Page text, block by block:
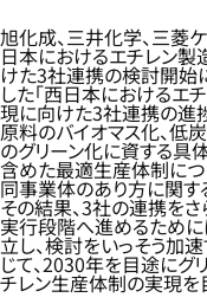
旭化成、三井化学、三菱
日本におけるエチレン製
けた3社連携の検討開始
した「西日本におけるエ
現に向けた3社連携の進
原料のバイオマス化、低
のグリーン化に資する具
含めた最適生産体制につ
同事業体のあり方に関す
その結果、3社の連携を
実行段階へ進めるために
立し、検討をいっそう加
じて、2030年を目途にグ
チレン生産体制の実現を